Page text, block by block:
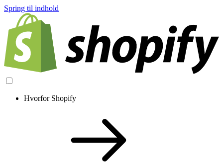
Spring til indhold
Hvorfor Shopify